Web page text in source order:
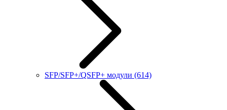
SFP/SFP+/QSFP+ модули (614)